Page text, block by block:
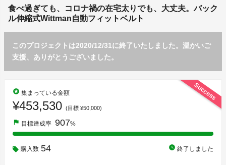
食べ過ぎても、コロナ禍の在宅太りでも、大丈夫。バック
ル伸縮式Wittman自動フィットベルト
このプロジェクトは2020/12/31に終了いたしました。温かいご
支援、ありがとうございました。
Success
stars 集まっている金額
¥453,530 (目標 ¥50,000)
flag 目標達成率 907%
購入数 54 watch_later 終了しました